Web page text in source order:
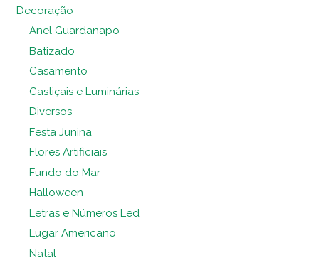
Decoração
Anel Guardanapo
Batizado
Casamento
Castiçais e Luminárias
Diversos
Festa Junina
Flores Artificiais
Fundo do Mar
Halloween
Letras e Números Led
Lugar Americano
Natal